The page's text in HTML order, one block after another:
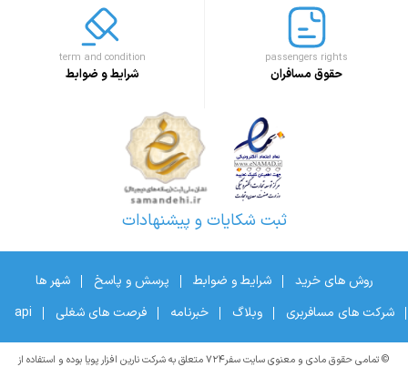
passengers rights
حقوق مسافران
term and condition
شرایط و ضوابط
ثبت شکایات و پیشنهادات
روش های خرید شرایط و ضوابط پرسش و پاسخ
شهر ها
شرکت های مسافربری
وبلاگ خبرنامه فرصت های شغلی api
© تمامی حقوق مادی و معنوی سایت سفر۷۲۴ متعلق به شرکت نارین افزار پویا بوده و استفاده از